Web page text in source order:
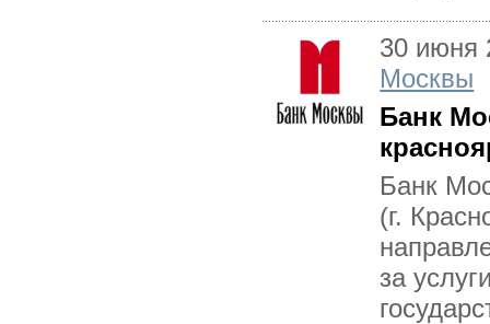
30 июня
Москвы
Банк
Банк
(г.
за